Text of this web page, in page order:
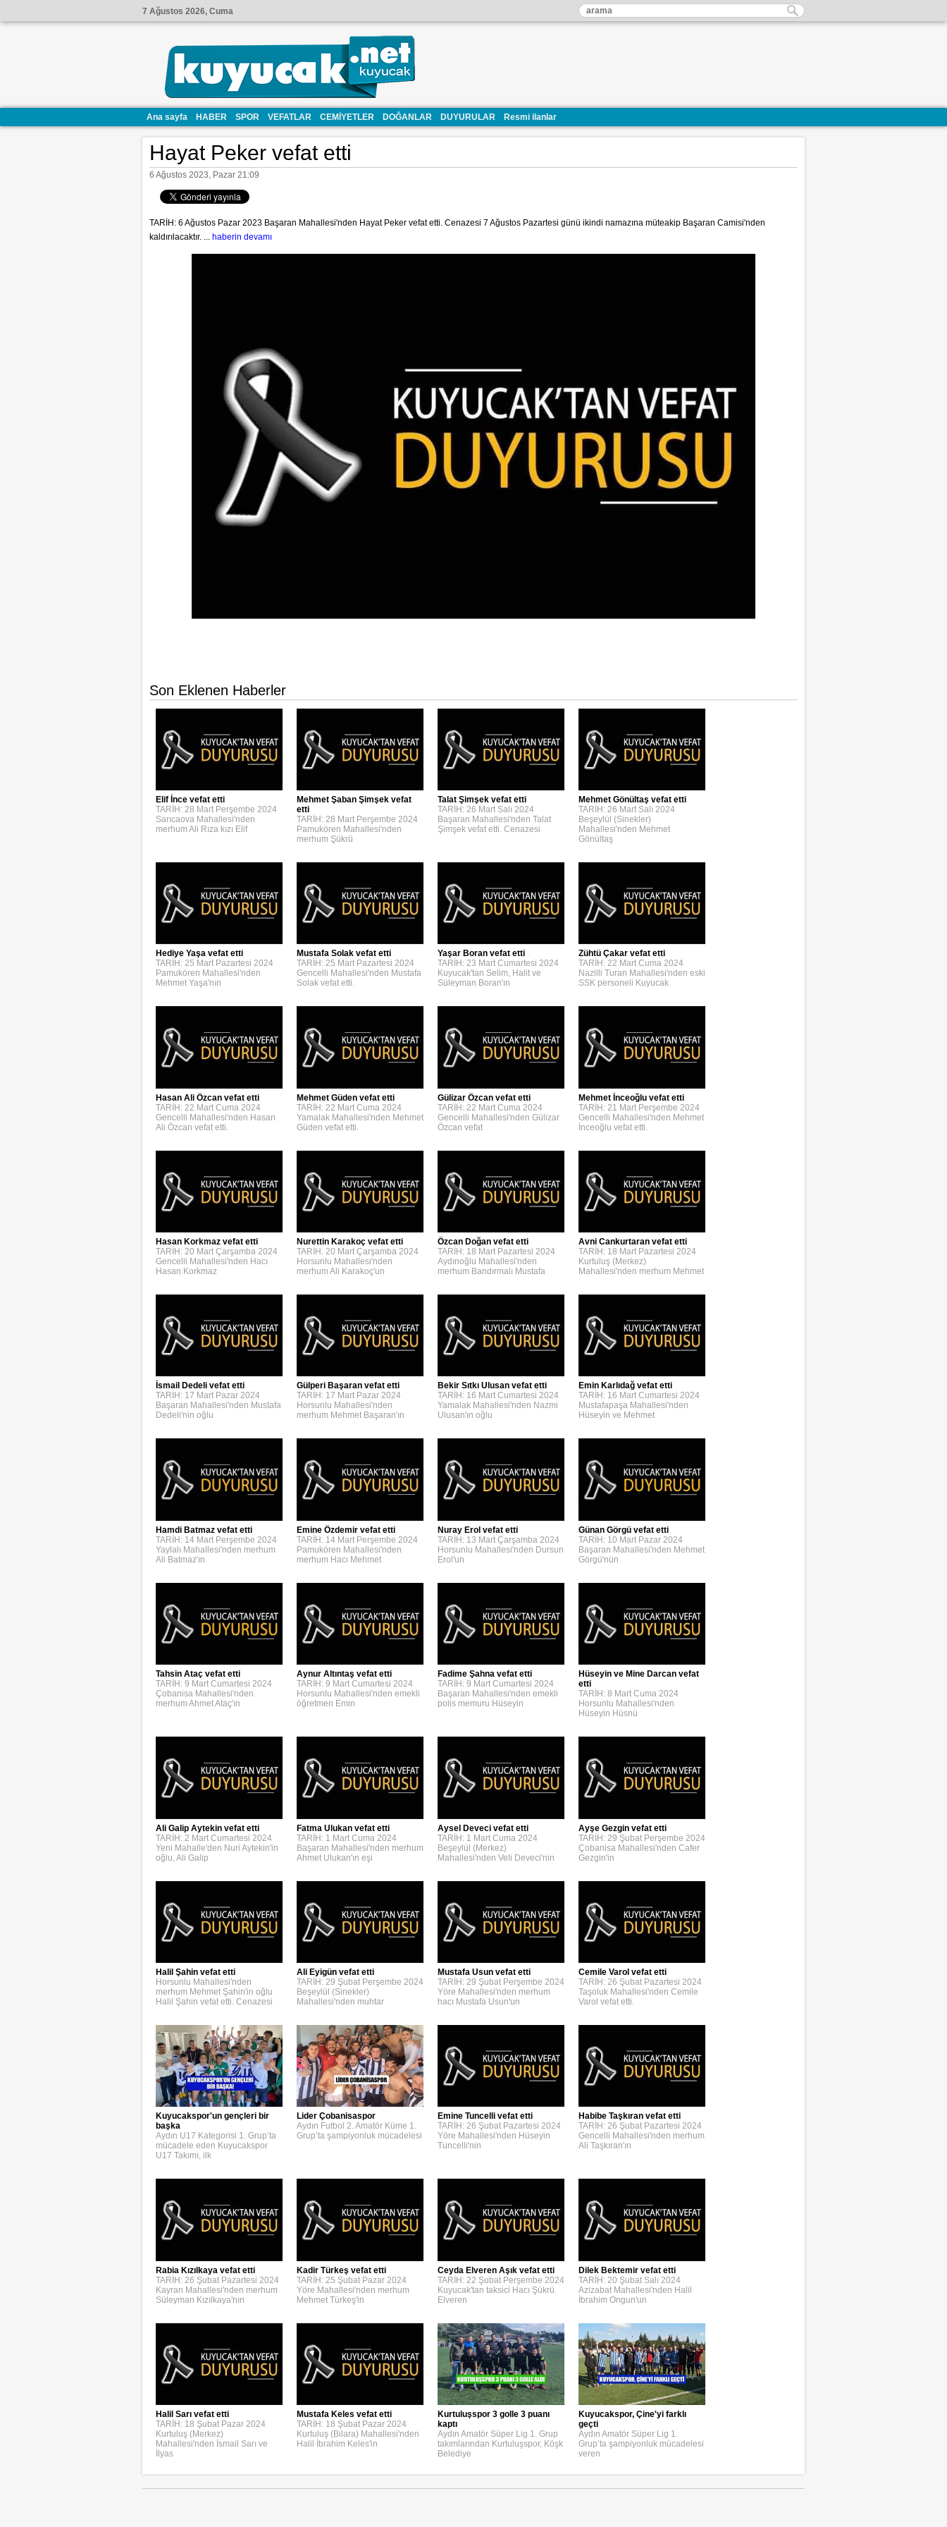
7 Ağustos 2026, Cuma
Ana sayfa HABER SPOR VEFATLAR CEMİYETLER DOĞANLAR DUYURULAR Resmi ilanlar
Hayat Peker vefat etti
6 Ağustos 2023, Pazar 21:09
TARİH: 6 Ağustos Pazar 2023 Başaran Mahallesi'nden Hayat Peker vefat etti. Cenazesi 7 Ağustos Pazartesi günü ikindi namazına müteakip Başaran Camisi'nden
kaldırılacaktır. ... haberin devamı
Son Eklenen Haberler
Elif İnce vefat etti
TARİH: 28 Mart Perşembe 2024
Sarıcaova Mahallesi'nden
merhum Ali Rıza kızı Elif
Mehmet Şaban Şimşek vefat
etti
TARİH: 28 Mart Perşembe 2024
Pamukören Mahallesi'nden
merhum Şükrü
Talat Şimşek vefat etti
TARİH: 26 Mart Salı 2024
Başaran Mahallesi'nden Talat
Şimşek vefat etti. Cenazesi
Mehmet Gönültaş vefat etti
TARİH: 26 Mart Salı 2024
Beşeylül (Sinekler)
Mahallesi'nden Mehmet
Gönültaş
Hediye Yaşa vefat etti
TARİH: 25 Mart Pazartesi 2024
Pamukören Mahallesi'nden
Mehmet Yaşa'nın
Mustafa Solak vefat etti
TARİH: 25 Mart Pazartesi 2024
Gencelli Mahallesi'nden Mustafa
Solak vefat etti.
Yaşar Boran vefat etti
TARİH: 23 Mart Cumartesi 2024
Kuyucak'tan Selim, Halit ve
Süleyman Boran'ın
Zühtü Çakar vefat etti
TARİH: 22 Mart Cuma 2024
Nazilli Turan Mahallesi'nden eski
SSK personeli Kuyucak
Hasan Ali Özcan vefat etti
TARİH: 22 Mart Cuma 2024
Gencelli Mahallesi'nden Hasan
Ali Özcan vefat etti.
Mehmet Güden vefat etti
TARİH: 22 Mart Cuma 2024
Yamalak Mahallesi'nden Mehmet
Güden vefat etti.
Gülizar Özcan vefat etti
TARİH: 22 Mart Cuma 2024
Gencelli Mahallesi'nden Gülizar
Özcan vefat
Mehmet İnceoğlu vefat etti
TARİH: 21 Mart Perşembe 2024
Gencelli Mahallesi'nden Mehmet
İnceoğlu vefat etti.
Hasan Korkmaz vefat etti
TARİH: 20 Mart Çarşamba 2024
Gencelli Mahallesi'nden Hacı
Hasan Korkmaz
Nurettin Karakoç vefat etti
TARİH: 20 Mart Çarşamba 2024
Horsunlu Mahallesi'nden
merhum Ali Karakoç'un
Özcan Doğan vefat etti
TARİH: 18 Mart Pazartesi 2024
Aydınoğlu Mahallesi'nden
merhum Bandırmalı Mustafa
Avni Cankurtaran vefat etti
TARİH: 18 Mart Pazartesi 2024
Kurtuluş (Merkez)
Mahallesi'nden merhum Mehmet
İsmail Dedeli vefat etti
TARİH: 17 Mart Pazar 2024
Başaran Mahallesi'nden Mustafa
Dedeli'nin oğlu
Gülperi Başaran vefat etti
TARİH: 17 Mart Pazar 2024
Horsunlu Mahallesi'nden
merhum Mehmet Başaran'ın
Bekir Sıtkı Ulusan vefat etti
TARİH: 16 Mart Cumartesi 2024
Yamalak Mahallesi'nden Nazmi
Ulusan'ın oğlu
Emin Karlıdağ vefat etti
TARİH: 16 Mart Cumartesi 2024
Mustafapaşa Mahallesi'nden
Hüseyin ve Mehmet
Hamdi Batmaz vefat etti
TARİH: 14 Mart Perşembe 2024
Yaylalı Mahallesi'nden merhum
Ali Batmaz'ın
Emine Özdemir vefat etti
TARİH: 14 Mart Perşembe 2024
Pamukören Mahallesi'nden
merhum Hacı Mehmet
Nuray Erol vefat etti
TARİH: 13 Mart Çarşamba 2024
Horsunlu Mahallesi'nden Dursun
Erol'un
Günan Görgü vefat etti
TARİH: 10 Mart Pazar 2024
Başaran Mahallesi'nden Mehmet
Görgü'nün
Tahsin Ataç vefat etti
TARİH: 9 Mart Cumartesi 2024
Çobanisa Mahallesi'nden
merhum Ahmet Ataç'ın
Aynur Altıntaş vefat etti
TARİH: 9 Mart Cumartesi 2024
Horsunlu Mahallesi'nden emekli
öğretmen Emin
Fadime Şahna vefat etti
TARİH: 9 Mart Cumartesi 2024
Başaran Mahallesi'nden emekli
polis memuru Hüseyin
Hüseyin ve Mine Darcan vefat
etti
TARİH: 8 Mart Cuma 2024
Horsunlu Mahallesi'nden
Hüseyin Hüsnü
Ali Galip Aytekin vefat etti
TARİH: 2 Mart Cumartesi 2024
Yeni Mahalle'den Nuri Aytekin'in
oğlu, Ali Galip
Fatma Ulukan vefat etti
TARİH: 1 Mart Cuma 2024
Başaran Mahallesi'nden merhum
Ahmet Ulukan'ın eşi
Aysel Deveci vefat etti
TARİH: 1 Mart Cuma 2024
Beşeylül (Merkez)
Mahallesi'nden Veli Deveci'nin
Ayşe Gezgin vefat etti
TARİH: 29 Şubat Perşembe 2024
Çobanisa Mahallesi'nden Cafer
Gezgin'in
Halil Şahin vefat etti
Horsunlu Mahallesi'nden
merhum Mehmet Şahin'in oğlu
Halil Şahin vefat etti. Cenazesi
Ali Eyigün vefat etti
TARİH: 29 Şubat Perşembe 2024
Beşeylül (Sinekler)
Mahallesi'nden muhtar
Mustafa Usun vefat etti
TARİH: 29 Şubat Perşembe 2024
Yöre Mahallesi'nden merhum
hacı Mustafa Usun'un
Cemile Varol vefat etti
TARİH: 26 Şubat Pazartesi 2024
Taşoluk Mahallesi'nden Cemile
Varol vefat etti.
Kuyucakspor'un gençleri bir
başka
Aydın U17 Kategorisi 1. Grup’ta
mücadele eden Kuyucakspor
U17 Takımı, ilk
Lider Çobanisaspor
Aydın Futbol 2. Amatör Küme 1.
Grup’ta şampiyonluk mücadelesi
Emine Tuncelli vefat etti
TARİH: 26 Şubat Pazartesi 2024
Yöre Mahallesi'nden Hüseyin
Tuncelli'nin
Habibe Taşkıran vefat etti
TARİH: 26 Şubat Pazartesi 2024
Gencelli Mahallesi'nden merhum
Ali Taşkıran'ın
Rabia Kızılkaya vefat etti
TARİH: 26 Şubat Pazartesi 2024
Kayran Mahallesi'nden merhum
Süleyman Kızılkaya'nın
Kadir Türkeş vefat etti
TARİH: 25 Şubat Pazar 2024
Yöre Mahallesi'nden merhum
Mehmet Türkeş'in
Ceyda Elveren Aşık vefat etti
TARİH: 22 Şubat Perşembe 2024
Kuyucak'tan taksici Hacı Şükrü
Elveren
Dilek Bektemir vefat etti
TARİH: 20 Şubat Salı 2024
Azizabat Mahallesi'nden Halil
İbrahim Ongun'un
Halil Sarı vefat etti
TARİH: 18 Şubat Pazar 2024
Kurtuluş (Merkez)
Mahallesi'nden İsmail Sarı ve
İlyas
Mustafa Keles vefat etti
TARİH: 18 Şubat Pazar 2024
Kurtuluş (Bilara) Mahallesi'nden
Halil İbrahim Keles'in
Kurtuluşspor 3 golle 3 puanı
kaptı
Aydın Amatör Süper Lig 1. Grup
takımlarından Kurtuluşspor, Köşk
Belediye
Kuyucakspor, Çine'yi farklı
geçti
Aydın Amatör Süper Lig 1.
Grup’ta şampiyonluk mücadelesi
veren